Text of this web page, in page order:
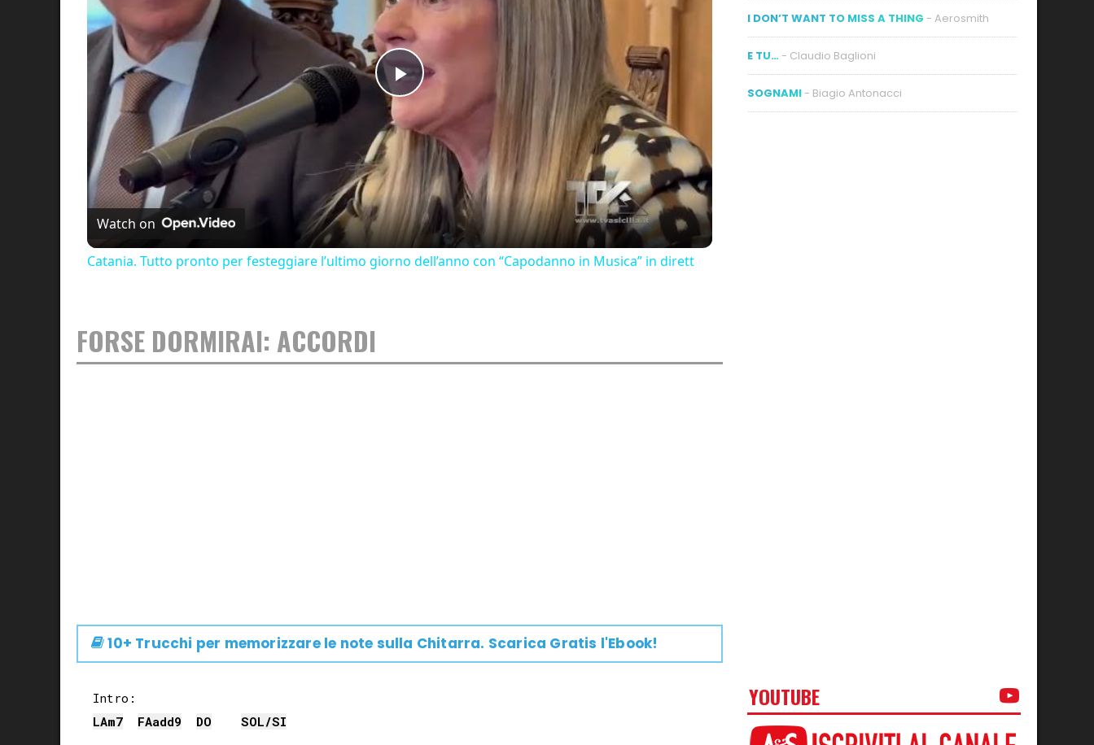
Play
Video
Watch on
Catania. Tutto pronto per festeggiare l’ultimo giorno dell’anno con “Capodanno in Musica” in dirett
FORSE DORMIRAI: ACCORDI
10+ Trucchi per memorizzare le note sulla Chitarra. Scarica Gratis l'Ebook!
LAm7 FAadd9 DO SOL/SI
I DON’T WANT TO MISS A THING - Aerosmith
E TU… - Claudio Baglioni
SOGNAMI - Biagio Antonacci
YOUTUBE